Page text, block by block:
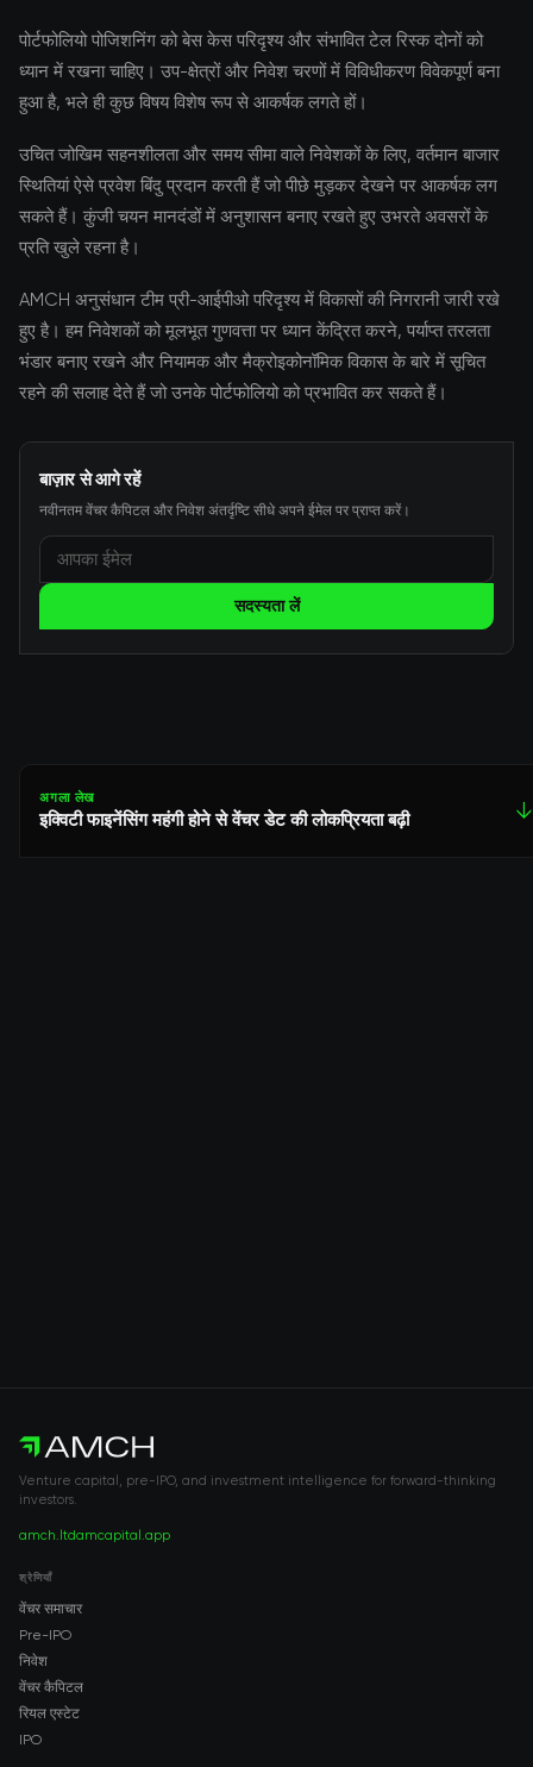
पोर्टफोलियो पोजिशनिंग को बेस केस परिदृश्य और संभावित टेल रिस्क दोनों को
ध्यान में रखना चाहिए। उप-क्षेत्रों और निवेश चरणों में विविधीकरण विवेकपूर्ण बना
हुआ है, भले ही कुछ विषय विशेष रूप से आकर्षक लगते हों।
उचित जोखिम सहनशीलता और समय सीमा वाले निवेशकों के लिए, वर्तमान बाजार
स्थितियां ऐसे प्रवेश बिंदु प्रदान करती हैं जो पीछे मुड़कर देखने पर आकर्षक लग
सकते हैं। कुंजी चयन मानदंडों में अनुशासन बनाए रखते हुए उभरते अवसरों के
प्रति खुले रहना है।
AMCH अनुसंधान टीम प्री-आईपीओ परिदृश्य में विकासों की निगरानी जारी रखे
हुए है। हम निवेशकों को मूलभूत गुणवत्ता पर ध्यान केंद्रित करने, पर्याप्त तरलता
भंडार बनाए रखने और नियामक और मैक्रोइकोनॉमिक विकास के बारे में सूचित
रहने की सलाह देते हैं जो उनके पोर्टफोलियो को प्रभावित कर सकते हैं।
बाज़ार से आगे रहें
नवीनतम वेंचर कैपिटल और निवेश अंतर्दृष्टि सीधे अपने ईमेल पर प्राप्त करें।
सदस्यता लें
अगला लेख
इक्विटी फाइनेंसिंग महंगी होने से वेंचर डेट की लोकप्रियता बढ़ी ↓
Venture capital, pre-IPO, and investment intelligence for forward-thinking
investors.
amch.ltdamcapital.app
श्रेणियाँ
वेंचर समाचार
Pre-IPO
निवेश
वेंचर कैपिटल
रियल एस्टेट
IPO